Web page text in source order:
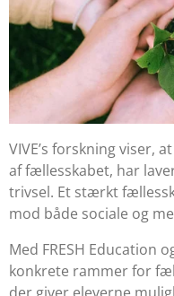
VIVE’s forskning viser,
af fællesskabet, har
trivsel. Et stærkt
mod både sociale og
Med FRESH Education
konkrete rammer for